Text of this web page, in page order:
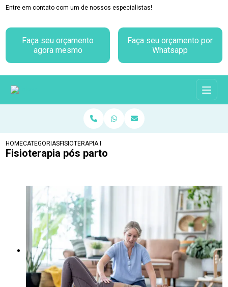
Entre em contato com um de nossos especialistas!
Faça seu orçamento
agora mesmo
Faça seu orçamento por
Whatsapp
HOMECATEGORIASFISIOTERAPIA PÓS PARTO
Fisioterapia pós parto